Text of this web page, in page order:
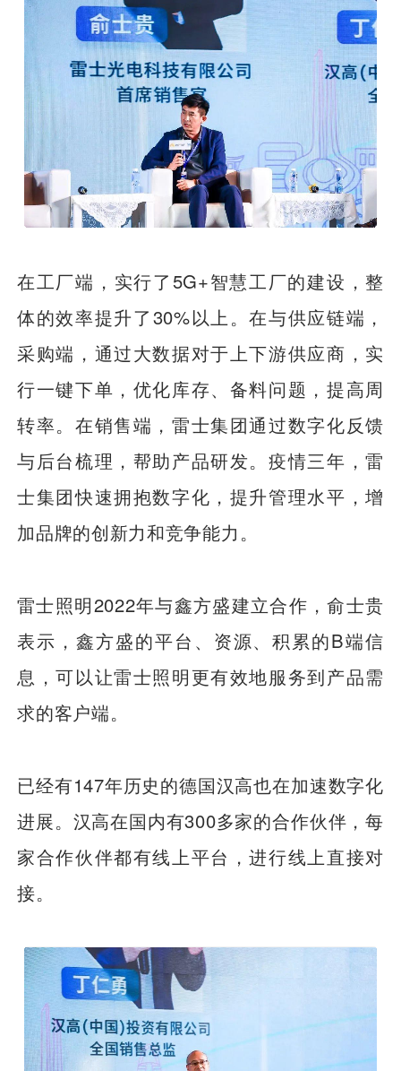
在工厂端，实行了5G+智慧工厂的建设，整
体的效率提升了30%以上。在与供应链端，
采购端，通过大数据对于上下游供应商，实
行一键下单，优化库存、备料问题，提高周
转率。在销售端，雷士集团通过数字化反馈
与后台梳理，帮助产品研发。疫情三年，雷
士集团快速拥抱数字化，提升管理水平，增
加品牌的创新力和竞争能力。
雷士照明2022年与鑫方盛建立合作，俞士贵
表示，鑫方盛的平台、资源、积累的B端信
息，可以让雷士照明更有效地服务到产品需
求的客户端。
已经有147年历史的德国汉高也在加速数字化
进展。汉高在国内有300多家的合作伙伴，每
家合作伙伴都有线上平台，进行线上直接对
接。